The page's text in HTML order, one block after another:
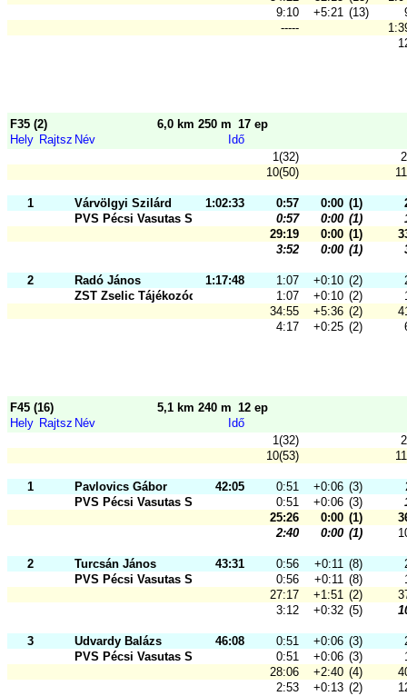
9:10
+5:21 (13)
-----
F35 (2) 6,0 km 250 m 17 ep
Hely Rajtsz Név
Idő
1(32)
10(50)
1 Várvölgyi Szilárd 1:02:33 0:57 0:00 (1)
PVS Pécsi Vasutas Sportkör
0:57 0:00 (1)
29:19
0:00 (1)
3:52
0:00 (1)
2 Radó János 1:17:48 1:07 +0:10 (2)
ZST Zselic Tájékozódási Futó és Sz 1:07 +0:10 (2)
34:55
+5:36 (2)
4:17
+0:25 (2)
F45 (16) 5,1 km 240 m 12 ep
Hely Rajtsz Név
Idő
1(32)
10(53)
1 Pavlovics Gábor 42:05 0:51 +0:06 (3)
PVS Pécsi Vasutas Sportkör
0:51 +0:06 (3)
25:26
0:00 (1)
2:40
0:00 (1)
2 Turcsán János 43:31 0:56 +0:11 (8)
PVS Pécsi Vasutas Sportkör
0:56 +0:11 (8)
27:17
+1:51 (2)
3:12
+0:32 (5)
3 Udvardy Balázs 46:08 0:51 +0:06 (3)
PVS Pécsi Vasutas Sportkör
0:51 +0:06 (3)
28:06
+2:40 (4)
2:53
+0:13 (2)